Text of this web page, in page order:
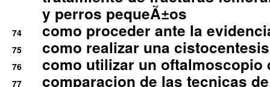
y perros pequeÃ±os
74 como proceder ante la
75 como realizar una
76 como utilizar un oftalmoscopio
77
comparacion de las tecnicas